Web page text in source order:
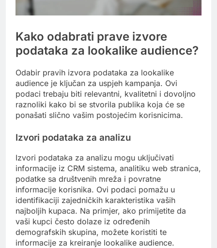
Kako odabrati prave izvore
podataka za lookalike audience?
Odabir pravih izvora podataka za lookalike
audience je ključan za uspjeh kampanja. Ovi
podaci trebaju biti relevantni, kvalitetni i dovoljno
raznoliki kako bi se stvorila publika koja će se
ponašati slično vašim postojećim korisnicima.
Izvori podataka za analizu
Izvori podataka za analizu mogu uključivati
informacije iz CRM sistema, analitiku web stranica,
podatke sa društvenih mreža i povratne
informacije korisnika. Ovi podaci pomažu u
identifikaciji zajedničkih karakteristika vaših
najboljih kupaca. Na primjer, ako primijetite da
vaši kupci često dolaze iz određenih
demografskih skupina, možete koristiti te
informacije za kreiranje lookalike audience.